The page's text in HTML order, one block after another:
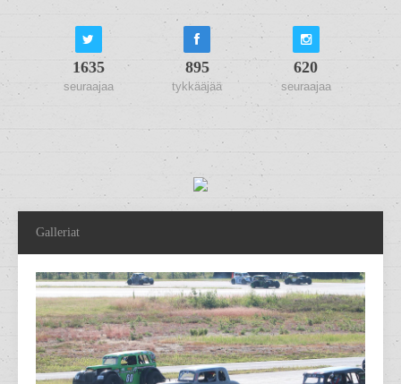
1635
seuraajaa
895
tykkääjää
620
seuraajaa
Galleriat